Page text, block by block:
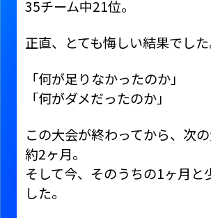
35チーム中21位。
正直、とても悔しい結果でした
「何が足りなかったのか」
「何がダメだったのか」
この大会が終わってから、次
約2ヶ月。
そして今、そのうちの1ヶ月と
した。